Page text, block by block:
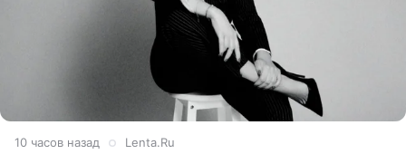
10 часов назад Lenta.Ru